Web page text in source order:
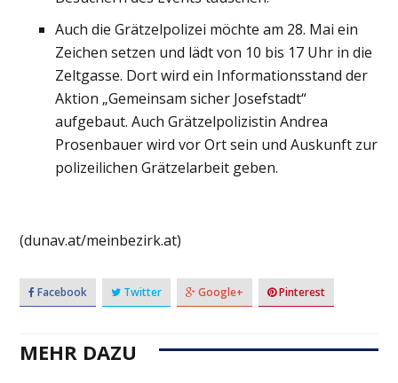
Auch die Grätzelpolizei möchte am 28. Mai ein
Zeichen setzen und lädt von 10 bis 17 Uhr in die
Zeltgasse. Dort wird ein Informationsstand der
Aktion „Gemeinsam sicher Josefstadt“
aufgebaut. Auch Grätzelpolizistin Andrea
Prosenbauer wird vor Ort sein und Auskunft zur
polizeilichen Grätzelarbeit geben.
(dunav.at/meinbezirk.at)
Facebook Twitter Google+ Pinterest
MEHR DAZU